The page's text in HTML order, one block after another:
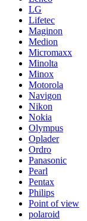
LG
Lifetec
Maginon
Medion
Micromaxx
Minolta
Minox
Motorola
Navigon
Nikon
Nokia
Olympus
Oplader
Ordro
Panasonic
Pearl
Pentax
Philips
Point of view
polaroid